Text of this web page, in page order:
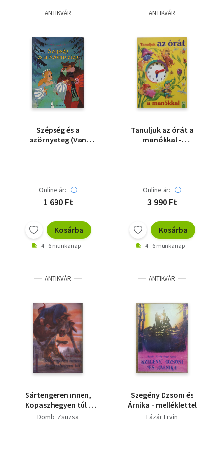
ANTIKVÁR
Szépség és a
szörnyeteg (Van
Online ár:
1 690 Ft
Kosárba
4 - 6 munkanap
ANTIKVÁR
Tanuljuk az órát a
manókkal -
Online ár:
3 990 Ft
Kosárba
4 - 6 munkanap
ANTIKVÁR
Sártengeren innen,
Kopaszhegyen túl -
Dedikált
Dombi Zsuzsa
ANTIKVÁR
Szegény Dzsoni és
Árnika - melléklettel
Lázár Ervin